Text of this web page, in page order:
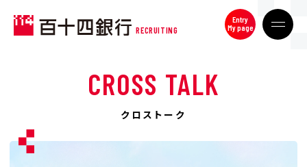
RECRUITING
Entry
My page
CROSS TALK
クロストーク